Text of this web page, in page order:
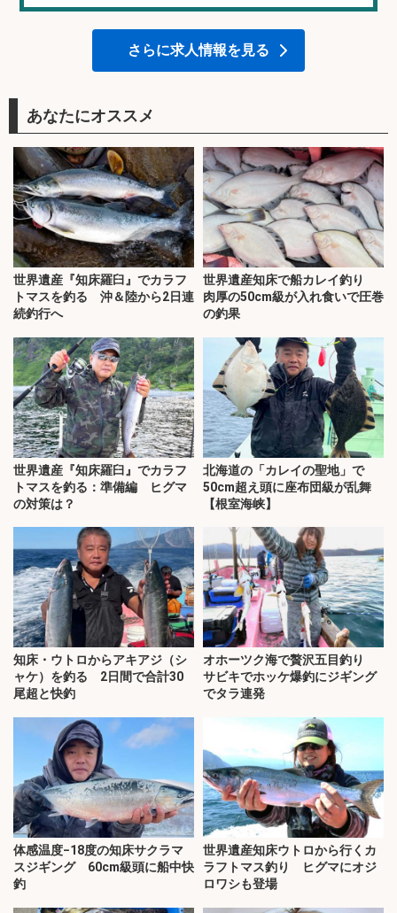
さらに求人情報を見る
あなたにオススメ
世界遺産『知床羅臼』でカラフ
トマスを釣る 沖＆陸から2日連
続釣行へ
世界遺産知床で船カレイ釣り
肉厚の50cm級が入れ食いで圧巻
の釣果
世界遺産『知床羅臼』でカラフ
トマスを釣る：準備編 ヒグマ
の対策は？
北海道の「カレイの聖地」で
50cm超え頭に座布団級が乱舞
【根室海峡】
知床・ウトロからアキアジ（シ
ャケ）を釣る 2日間で合計30
尾超と快釣
オホーツク海で贅沢五目釣り
サビキでホッケ爆釣にジギング
でタラ連発
体感温度−18度の知床サクラマ
スジギング 60cm級頭に船中快
釣
世界遺産知床ウトロから行くカ
ラフトマス釣り ヒグマにオジ
ロワシも登場